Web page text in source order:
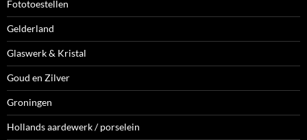
Fototoestellen
Gelderland
Glaswerk & Kristal
Goud en Zilver
Groningen
Hollands aardewerk / porselein